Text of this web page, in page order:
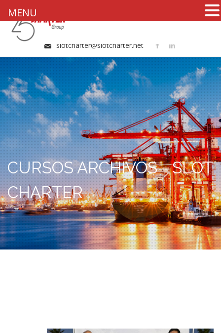
slotcharter@slotcharter.net
CURSOS ARCHIVOS - SLOT
CHARTER
MENU